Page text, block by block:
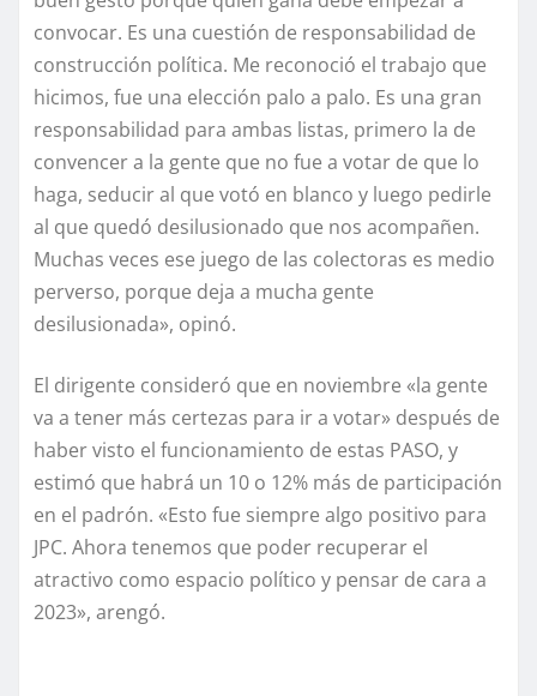
convocar. Es una cuestión de responsabilidad de
construcción política. Me reconoció el trabajo que
hicimos, fue una elección palo a palo. Es una gran
responsabilidad para ambas listas, primero la de
convencer a la gente que no fue a votar de que lo
haga, seducir al que votó en blanco y luego pedirle
al que quedó desilusionado que nos acompañen.
Muchas veces ese juego de las colectoras es medio
perverso, porque deja a mucha gente
desilusionada», opinó.
El dirigente consideró que en noviembre «la gente
va a tener más certezas para ir a votar» después de
haber visto el funcionamiento de estas PASO, y
estimó que habrá un 10 o 12% más de participación
en el padrón. «Esto fue siempre algo positivo para
JPC. Ahora tenemos que poder recuperar el
atractivo como espacio político y pensar de cara a
2023», arengó.